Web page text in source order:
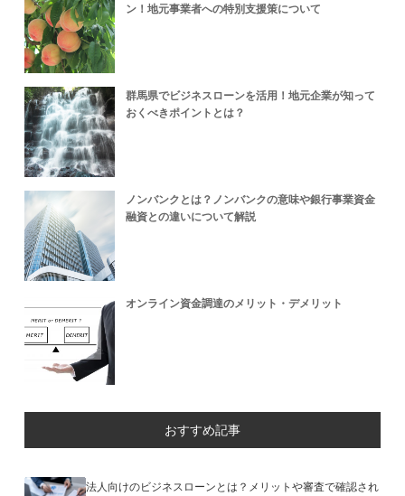
ン！地元事業者への特別支援策について
群馬県でビジネスローンを活用！地元企業が知って
おくべきポイントとは？
ノンバンクとは？ノンバンクの意味や銀行事業資金
融資との違いについて解説
オンライン資金調達のメリット・デメリット
おすすめ記事
法人向けのビジネスローンとは？メリットや審査で確認され